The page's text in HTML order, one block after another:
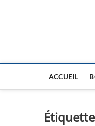
ACCUEIL